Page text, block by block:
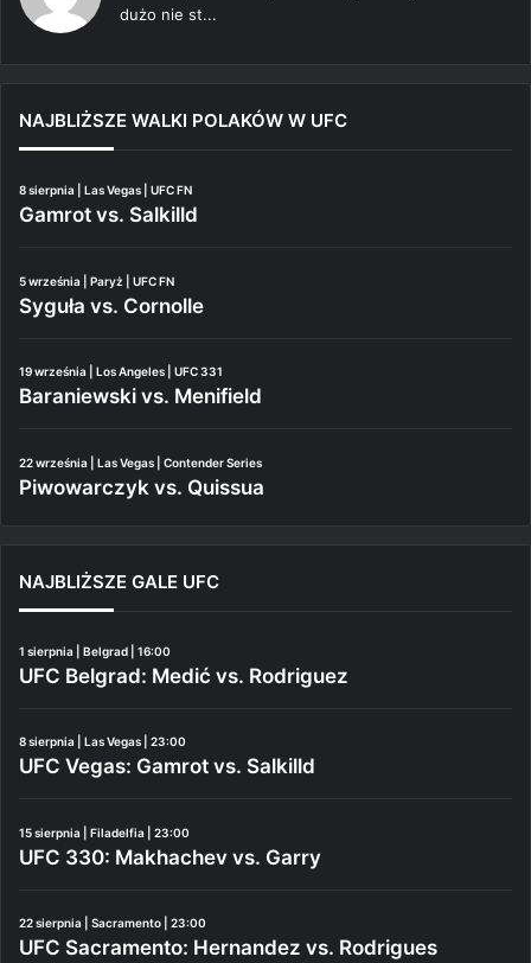
dużo nie st...
NAJBLIŻSZE WALKI POLAKÓW W UFC
8 sierpnia | Las Vegas | UFC FN
Gamrot vs. Salkilld
5 września | Paryż | UFC FN
Syguła vs. Cornolle
19 września | Los Angeles | UFC 331
Baraniewski vs. Menifield
22 września | Las Vegas | Contender Series
Piwowarczyk vs. Quissua
NAJBLIŻSZE GALE UFC
1 sierpnia | Belgrad | 16:00
UFC Belgrad: Medić vs. Rodriguez
8 sierpnia | Las Vegas | 23:00
UFC Vegas: Gamrot vs. Salkilld
15 sierpnia | Filadelfia | 23:00
UFC 330: Makhachev vs. Garry
22 sierpnia | Sacramento | 23:00
UFC Sacramento: Hernandez vs. Rodrigues